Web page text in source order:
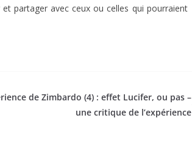
et partager avec ceux ou celles qui pourraient
de Zimbardo (4) : effet Lucifer, ou pas –
une critique de l’expérience